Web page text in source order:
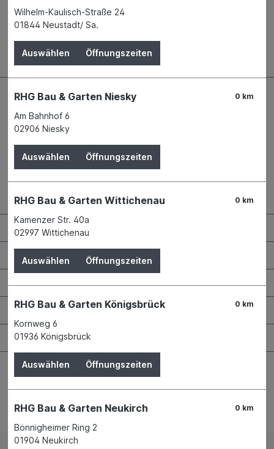
Kontaktdaten und Öffnungszeiten
RHG Helfer
Wissenswertes
Bauen & Renovieren
Garten & Landschaftsbau
Bestellung widerrufen
Wilhelm-Kaulisch-Straße 24
01844 Neustadt/ Sa.
Auswählen Öffnungszeiten
0 km
RHG Bau & Garten Niesky
Am Bahnhof 6
02906 Niesky
Auswählen Öffnungszeiten
0 km
RHG Bau & Garten Wittichenau
Kamenzer Str. 40a
02997 Wittichenau
Auswählen Öffnungszeiten
0 km
RHG Bau & Garten Königsbrück
Kornweg 6
01936 Königsbrück
Auswählen Öffnungszeiten
0 km
RHG Bau & Garten Neukirch
Bönnigheimer Ring 2
01904 Neukirch